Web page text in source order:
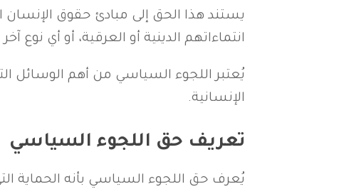
يستند هذا الحق إلى مبادئ حقوق الإنسان
انتماءاتهم الدينية أو العرقية، أو أي نوع
يُعتبر اللجوء السياسي من أهم الوسائل
الإنسانية.
تعريف حق اللجوء السياسي
يُعرف حق اللجوء السياسي بأنه الحماية